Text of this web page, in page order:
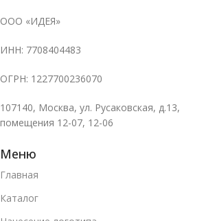
ООО «ИДЕЯ»
ИНН: 7708404483
ОГРН: 1227700236070
107140, Москва, ул. Русаковская, д.13,
помещения 12-07, 12-06
Меню
Главная
Каталог